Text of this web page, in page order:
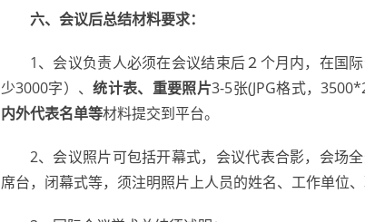
六、会议后总结材料要求：
1、会议负责人必须在会议结束后２个月内，在国
少3000字）、统计表、重要照片3-5张(JPG格式，
内外代表名单等材料提交到平台。
2、会议照片可包括开幕式，会议代表合影，会场
席台，闭幕式等，须注明照片上人员的姓名、工作单位、